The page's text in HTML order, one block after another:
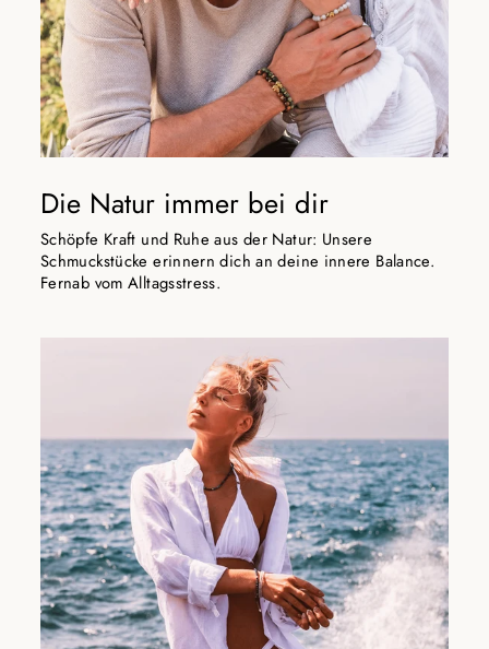
Die Natur immer bei dir
Schöpfe Kraft und Ruhe aus der Natur: Unsere
Schmuckstücke erinnern dich an deine innere Balance.
Fernab vom Alltagsstress.